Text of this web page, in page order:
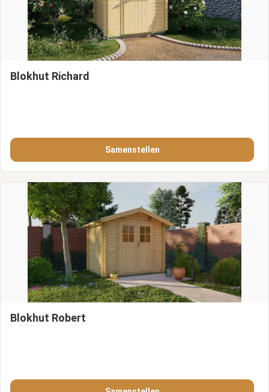
Blokhut Richard
Samenstellen
Blokhut Robert